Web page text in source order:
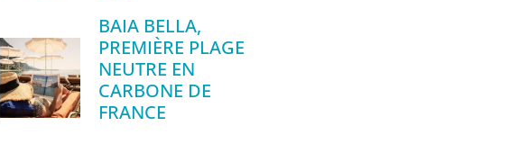
BAIA BELLA,
PREMIÈRE PLAGE
NEUTRE EN
CARBONE DE
FRANCE